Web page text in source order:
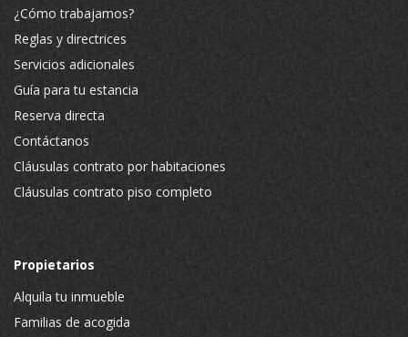
¿Cómo trabajamos?
Reglas y directrices
Servicios adicionales
Guía para tu estancia
Reserva directa
Contáctanos
Cláusulas contrato por habitaciones
Cláusulas contrato piso completo
Propietarios
Alquila tu inmueble
Familias de acogida